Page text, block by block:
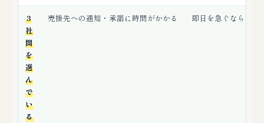
3
社
間
を
選
ん
で
い
る
売掛先への通知・承諾に時間がかかる 即日を急ぐなら2社